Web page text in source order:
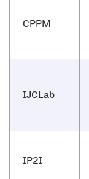
CPPM
IJCLab
IP2I